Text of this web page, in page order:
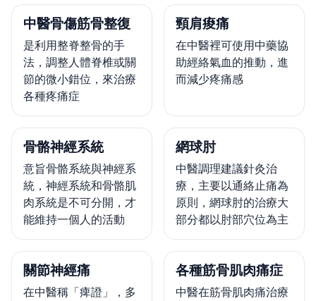
中醫骨傷筋骨整復
是利用整脊整骨的手
法，調整人體脊椎或關
節的微小錯位，來治療
各種疼痛症
頸肩痠痛
在中醫裡可使用中藥協
助經絡氣血的推動，進
而減少疼痛感
骨骼神經系統
意旨骨骼系統與神經系
統，神經系統和骨骼肌
肉系統是不可分開，才
能維持一個人的活動
網球肘
中醫調理建議針灸治
療，主要以通絡止痛為
原則，網球肘的治療大
部分都以肘部穴位為主
關節神經痛
在中醫稱「痺證」，多
各種筋骨肌肉痛症
中醫在筋骨肌肉痛治療